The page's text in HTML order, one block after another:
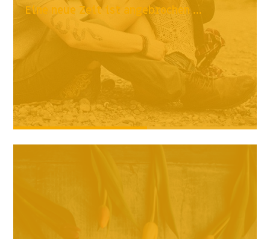
Eine neue Zeit ist angebrochen ...